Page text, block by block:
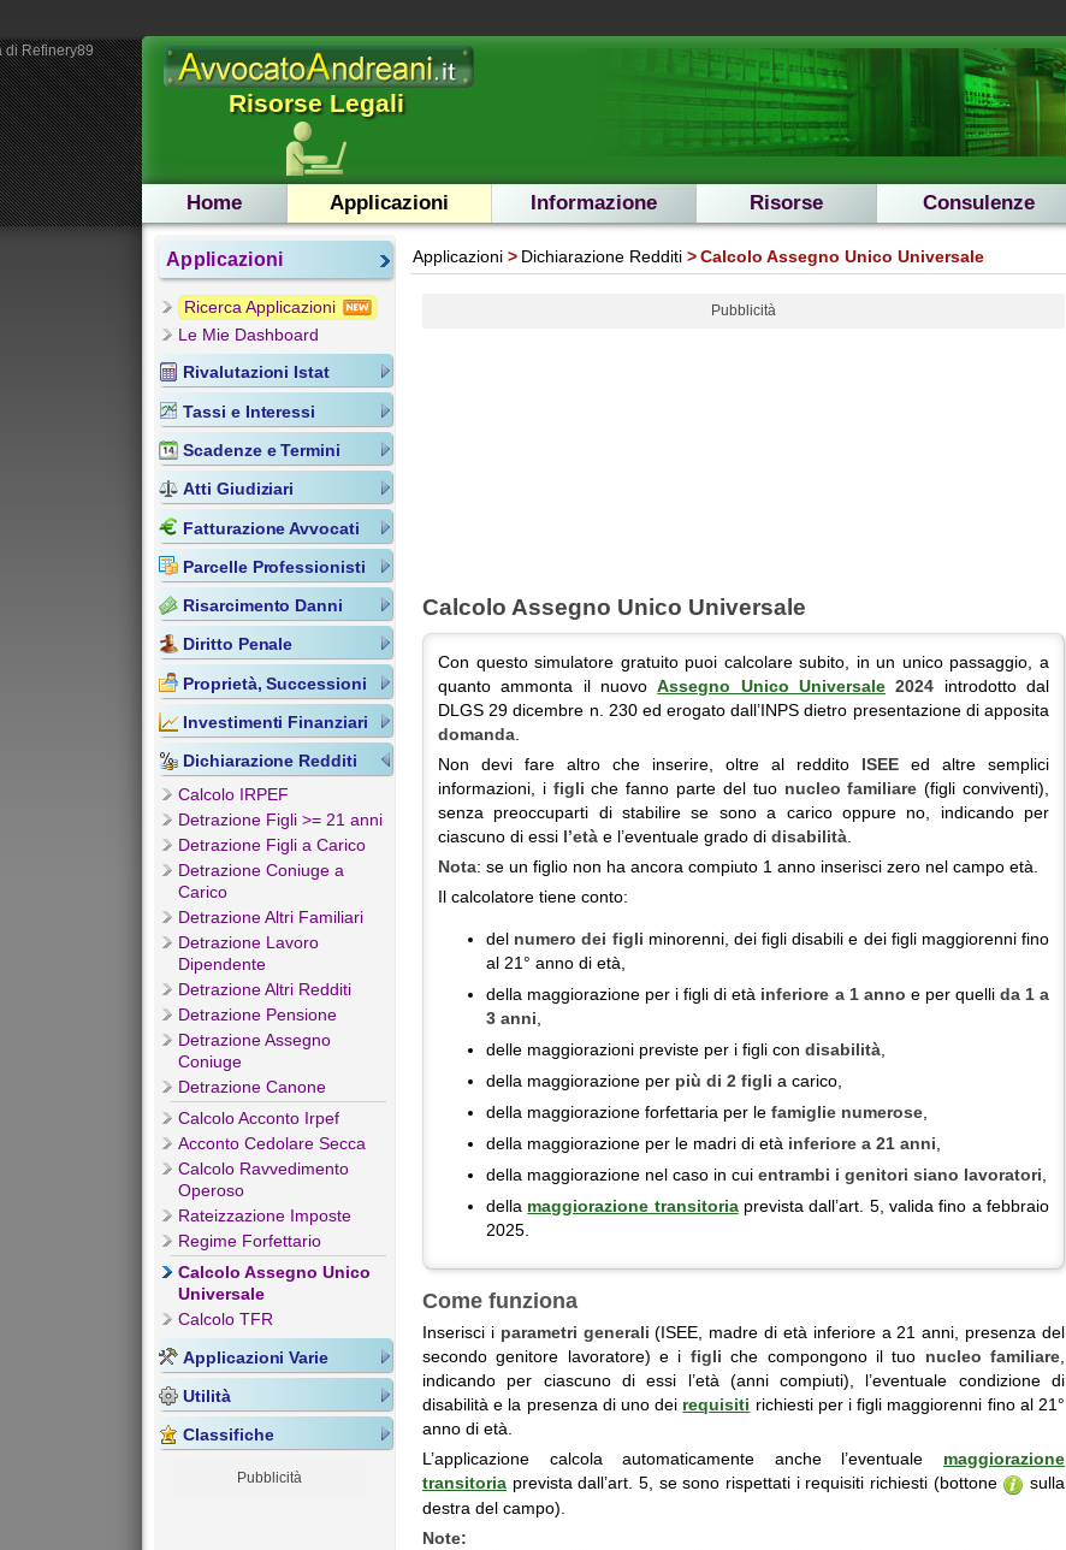
Risorse Legali
Home Applicazioni Informazione Risorse Consulenze
Applicazioni
Ricerca Applicazioni
Le Mie Dashboard
Rivalutazioni Istat
Tassi e Interessi
Scadenze e Termini
Atti Giudiziari
Fatturazione Avvocati
Parcelle Professionisti
Risarcimento Danni
Diritto Penale
Proprietà, Successioni
Investimenti Finanziari
Dichiarazione Redditi
Calcolo IRPEF
Detrazione Figli >= 21 anni
Detrazione Figli a Carico
Detrazione Coniuge a
Carico
Detrazione Altri Familiari
Detrazione Lavoro
Dipendente
Detrazione Altri Redditi
Detrazione Pensione
Detrazione Assegno
Coniuge
Detrazione Canone
Calcolo Acconto Irpef
Acconto Cedolare Secca
Calcolo Ravvedimento
Operoso
Rateizzazione Imposte
Regime Forfettario
Calcolo Assegno Unico
Universale
Calcolo TFR
Applicazioni Varie
Utilità
Classifiche
Pubblicità
Applicazioni Dichiarazione Redditi Calcolo Assegno Unico Universale
Pubblicità
Calcolo Assegno Unico Universale
Con questo simulatore gratuito puoi calcolare subito, in un unico passaggio, a
quanto ammonta il nuovoAssegno Unico Universale 2024 introdotto dal
DLGS 29 dicembre n. 230 ed erogato dall’INPS dietro presentazione di apposita
domanda
Non devi fare altro che inserire, oltre al reddito ISEE ed altre semplici
informazioni, i figli che fanno parte del tuo nucleo familiare (figli conviventi),
senza preoccuparti di stabilire se sono a carico oppure no, indicando per
ciascuno di essi l’età e l’eventuale grado di disabilità
Nota: se un figlio non ha ancora compiuto 1 anno inserisci zero nel campo età.
Il calcolatore tiene conto:
del numero dei figli minorenni, dei figli disabili e dei figli maggiorenni fino
al 21° anno di età,
della maggiorazione per i figli di età inferiore a 1 anno e per quelli da 1 a
3 anni
delle maggiorazioni previste per i figli con disabilità
della maggiorazione per più di 2 figli a carico,
della maggiorazione forfettaria per le famiglie numerose,
della maggiorazione per le madri di età inferiore a 21 anni,
della maggiorazione nel caso in cui entrambi i genitori siano lavoratori,
della maggiorazione transitoriaprevista dall’art. 5, valida fino a febbraio
2025.
Come funziona
Inserisci i parametri generali (ISEE, madre di età inferiore a 21 anni, presenza del
secondo genitore lavoratore) e i figli che compongono il tuo nucleo familiare,
indicando per ciascuno di essi l’età (anni compiuti), l’eventuale condizione di
disabilità e la presenza di uno dei requisiti richiesti per i figli maggiorenni fino al 21°
anno di età.
L’applicazione calcola automaticamente anche l’eventuale maggiorazione
transitoria prevista dall’art. 5, se sono rispettati i requisiti richiesti (bottone
sulla
destra del campo).
Note:
Refinery89